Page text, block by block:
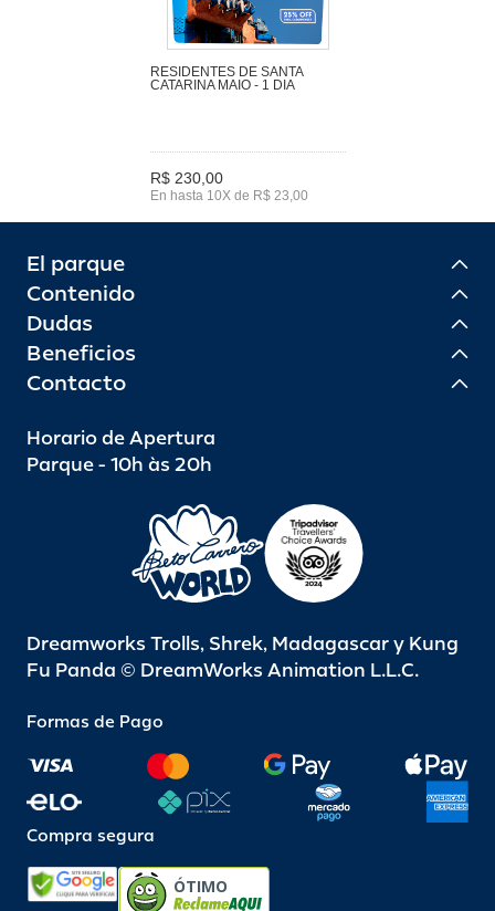
RESIDENTES DE SANTA
CATARINA MAIO - 1 DIA
R$ 230,00
En hasta 10X de R$ 23,00
El parque
Contenido
Dudas
Beneficios
Contacto
Horario de Apertura
Parque - 10h às 20h
Dreamworks Trolls, Shrek, Madagascar y Kung
Fu Panda © DreamWorks Animation L.L.C.
Formas de Pago
Compra segura
ÓTIMO